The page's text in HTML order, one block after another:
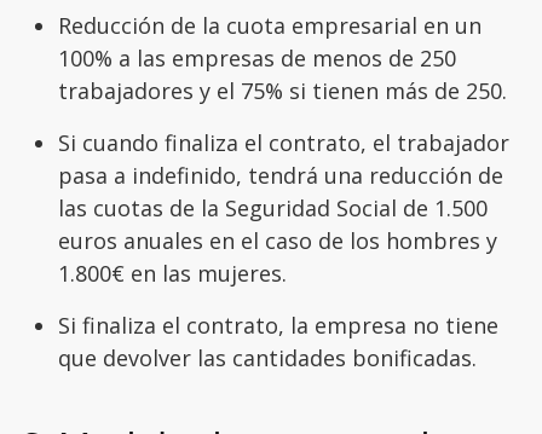
Reducción de la cuota empresarial en un
100% a las empresas de menos de 250
trabajadores y el 75% si tienen más de 250.
Si cuando finaliza el contrato, el trabajador
pasa a indefinido, tendrá una reducción de
las cuotas de la Seguridad Social de 1.500
euros anuales en el caso de los hombres y
1.800€ en las mujeres.
Si finaliza el contrato, la empresa no tiene
que devolver las cantidades bonificadas.